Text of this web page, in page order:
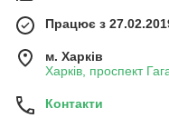
Працює з
м. Харків
Харків, проспект
Контакти